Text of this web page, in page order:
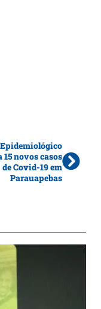
15 novos casos
de Covid-19 em
Parauapebas